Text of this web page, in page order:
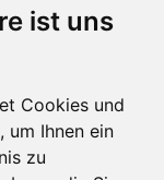
ist uns
Cookies und
um Ihnen ein
zu